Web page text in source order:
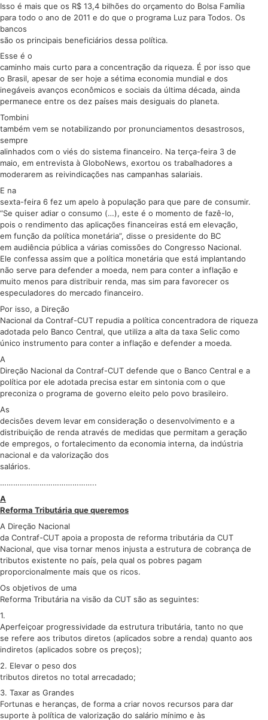
Isso é mais que os R$ 13,4 bilhões do orçamento do Bolsa Família
para todo o ano de 2011 e do que o programa Luz para Todos. Os
bancos
são os principais beneficiários dessa política.
Esse é o
caminho mais curto para a concentração da riqueza. É por isso que
o Brasil, apesar de ser hoje a sétima economia mundial e dos
inegáveis avanços econômicos e sociais da última década, ainda
permanece entre os dez países mais desiguais do planeta.
Tombini
também vem se notabilizando por pronunciamentos desastrosos,
sempre
alinhados com o viés do sistema financeiro. Na terça-feira 3 de
maio, em entrevista à GloboNews, exortou os trabalhadores a
moderarem as reivindicações nas campanhas salariais.
E na
sexta-feira 6 fez um apelo à população para que pare de consumir.
“Se quiser adiar o consumo (…), este é o momento de fazê-lo,
pois o rendimento das aplicações financeiras está em elevação,
em função da política monetária”, disse o presidente do BC
em audiência pública a várias comissões do Congresso Nacional.
Ele confessa assim que a política monetária que está implantando
não serve para defender a moeda, nem para conter a inflação e
muito menos para distribuir renda, mas sim para favorecer os
especuladores do mercado financeiro.
Por isso, a Direção
Nacional da Contraf-CUT repudia a política concentradora de riqueza
adotada pelo Banco Central, que utiliza a alta da taxa Selic como
único instrumento para conter a inflação e defender a moeda.
A
Direção Nacional da Contraf-CUT defende que o Banco Central e a
política por ele adotada precisa estar em sintonia com o que
preconiza o programa de governo eleito pelo povo brasileiro.
As
decisões devem levar em consideração o desenvolvimento e a
distribuição de renda através de medidas que permitam a geração
de empregos, o fortalecimento da economia interna, da indústria
nacional e da valorização dos
salários.
……………………………………..
A
Reforma Tributária que queremos
A Direção Nacional
da Contraf-CUT apoia a proposta de reforma tributária da CUT
Nacional, que visa tornar menos injusta a estrutura de cobrança de
tributos existente no país, pela qual os pobres pagam
proporcionalmente mais que os ricos.
Os objetivos de uma
Reforma Tributária na visão da CUT são as seguintes:
1.
Aperfeiçoar progressividade da estrutura tributária, tanto no que
se refere aos tributos diretos (aplicados sobre a renda) quanto aos
indiretos (aplicados sobre os preços);
2. Elevar o peso dos
tributos diretos no total arrecadado;
3. Taxar as Grandes
Fortunas e heranças, de forma a criar novos recursos para dar
suporte à política de valorização do salário mínimo e às